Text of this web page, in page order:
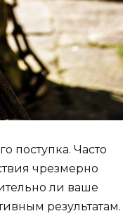
поступка. Часто
чрезмерно
ли ваше
результатам.